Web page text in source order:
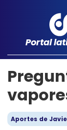
Portal
Aportes de